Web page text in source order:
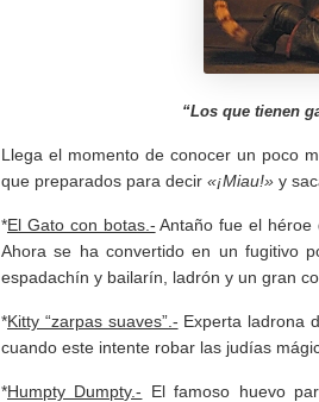
“Los que tienen
Llega el momento de conocer un poco
que preparados para decir «¡Miau!» y
*El Gato con botas.- Antaño fue el héroe
Ahora se ha convertido en un fugitivo
espadachín y bailarín, ladrón y un gran
*Kitty “zarpas suaves”.- Experta ladrona
cuando este intente robar las judías
*Humpty Dumpty.- El famoso huevo